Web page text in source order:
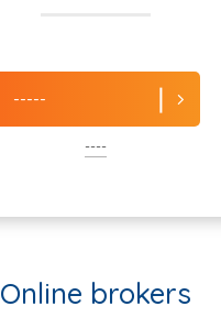
-----
----
Online brokers